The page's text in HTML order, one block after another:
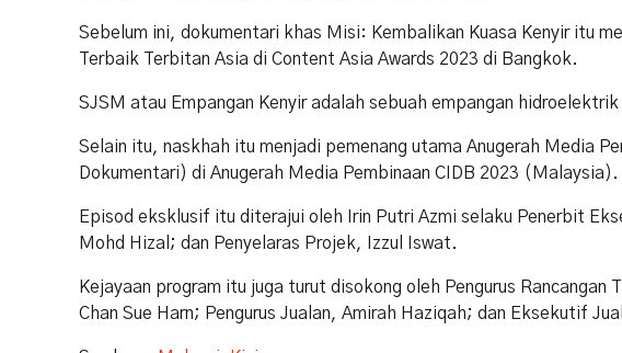
Sebelum ini, dokumentari khas Misi: Kembalikan Kuasa Kenyir itu
Terbaik Terbitan Asia di Content Asia Awards 2023 di Bangkok.
SJSM atau Empangan Kenyir adalah sebuah empangan
Selain itu, naskhah itu menjadi pemenang utama Anugerah Media
Dokumentari) di Anugerah Media Pembinaan CIDB 2023 (Malaysia).
Episod eksklusif itu diterajui oleh Irin Putri Azmi selaku Penerbit
Mohd Hizal; dan Penyelaras Projek, Izzul Iswat.
Kejayaan program itu juga turut disokong oleh Pengurus Rancangan
Chan Sue Harn; Pengurus Jualan, Amirah Haziqah; dan Eksekutif